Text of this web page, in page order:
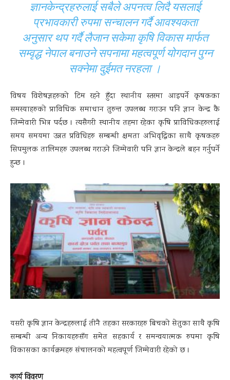
ज्ञानकेन्द्रहरुलाई सबैले अपनत्व लिदै यसलाई
प्रभावकारी रुपमा सन्चालन गर्दै आवश्यकता
अनुसार थप गर्दै लैजान सकेमा कृषि विकास मार्फत
सम्वृद्ध नेपाल बनाउने सपनामा महत्वपूर्ण योगदान पुग्न
सक्नेमा दुईमत नरहला ।
विषय विशेषज्ञहरुको टिम रहने हुँदा स्थानीय स्तरमा आइपर्ने कृषकका
समस्याहरुको प्राविधिक समाधान तुरुन्त उपलब्ध गराउन पनि ज्ञान केन्द्र कै
जिम्मेवारी भित्र पर्दछ । त्यसैगरी स्थानीय तहमा रहेका कृषि प्राविधिकहरुलाई
समय समयमा उन्नत प्रविधिहरु सम्बन्धी क्षमता अभिवृद्धिका साथै कृषकहरु
सिपमुलक तालिमहरु उपलब्ध गराउने जिम्मेवारी पनि ज्ञान केन्द्रले बहन गर्नुपर्ने
हुन्छ ।
यसरी कृषि ज्ञान केन्द्रहरुलाई तीनै तहका सरकारहरु बिचको सेतुका साथै कृषि
सम्बन्धी अन्य निकायहरुसँग समेत सहकार्य र समन्वयात्मक रुपमा कृषि
विकासका कार्यक्रमहरु संचालनको महत्वपूर्ण जिम्मेवारी रहेको छ ।